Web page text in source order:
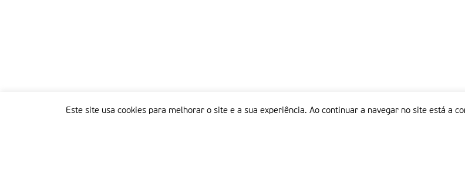
Este site usa cookies para melhorar o site e a sua experiência. Ao continuar a navegar no site está a